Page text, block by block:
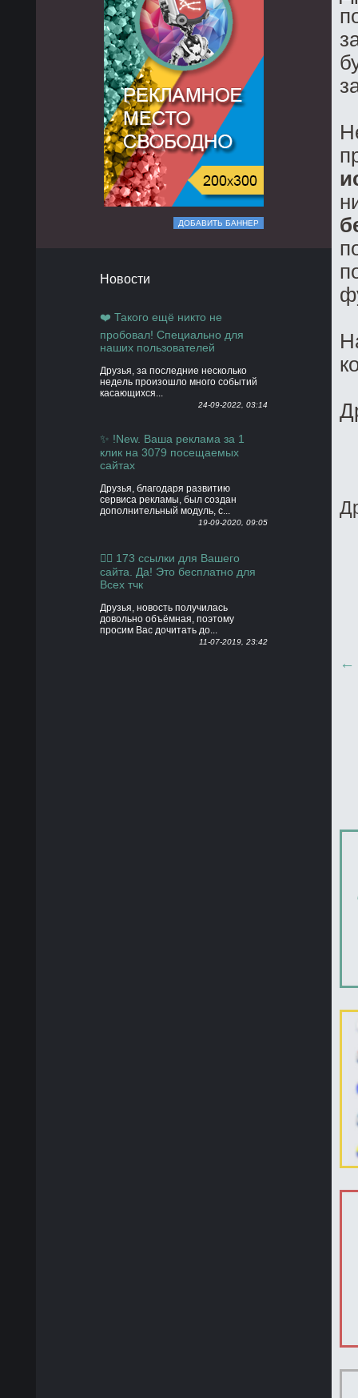
ДОБАВИТЬ БАННЕР
Новости
❤️ Такого ещё никто не
пробовал! Специально для
наших пользователей
Друзья, за последние несколько
недель произошло много событий
касающихся...
24-09-2022, 03:14
✨ !New. Ваша реклама за 1
клик на 3079 посещаемых
сайтах
Друзья, благодаря развитию
сервиса рекламы, был создан
дополнительный модуль, с...
19-09-2020, 09:05
👍🏻 173 ссылки для Вашего
сайта. Да! Это бесплатно для
Всех тчк
Друзья, новость получилась
довольно объёмная, поэтому
просим Вас дочитать до...
11-07-2019, 23:42
←